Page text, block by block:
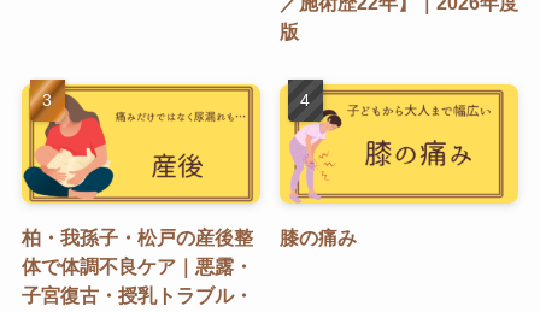
版
柏・我孫子・松戸の産後整
体で体調不良ケア｜悪露・
子宮復古・授乳トラブル・
膝の痛み